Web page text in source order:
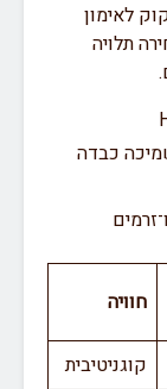
לאימון
תלויה
כבדה
חוויה
קוגניטיבית